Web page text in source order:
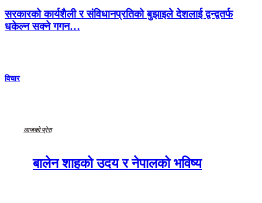
सरकारको कार्यशैली र संविधानप्रतिको बुझाइले देशलाई द्वन्द्वतर्फ
धकेल्न सक्ने गगन…
विचार
आजको प्रेस
बालेन शाहको उदय र नेपालको भविष्य